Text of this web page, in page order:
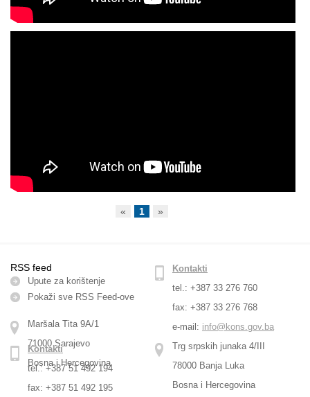
« 1 »
RSS feed
Upute za korištenje
Pokaži sve RSS Feed-оve
Maršala Tita 9A/1
71000 Sarajevo
Bosna i Hercegovina
Kontakti
tel.: +387 33 276 760
fax: +387 33 276 768
e-mail: info@kons.gov.ba
Trg srpskih junaka 4/III
78000 Banja Luka
Bosna i Hercegovina
Kontakti
tel.: +387 51 492 194
fax: +387 51 492 195